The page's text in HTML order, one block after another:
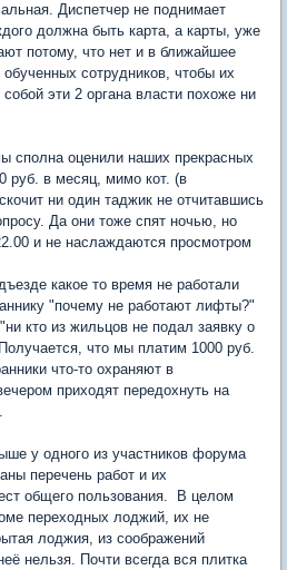
Диспетчер не поднимает
должна быть карта, а карты, уже
потому, что нет и в ближайшее
сотрудников, чтобы их
эти 2 органа власти похоже ни
сполна оценили наших прекрасных
руб. в месяц, мимо кот. (в
ни один таджик не отчитавшись
Да они тоже спят ночью, но
и не наслаждаются просмотром
какое то время не работали
"почему не работают лифты?"
кто из жильцов не подал заявку о
что мы платим 1000 руб.
что-то охраняют в
приходят передохнуть на
у одного из участников форума
перечень работ и их
общего пользования. В целом
переходных лоджий, их не
лоджия, из соображений
нельзя. Почти всегда вся плитка